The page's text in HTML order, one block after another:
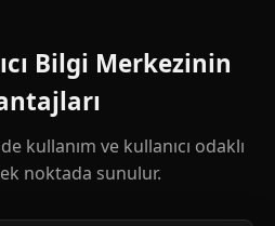
Bilgi Merkezinin
kullanım ve kullanıcı odaklı
noktada sunulur.